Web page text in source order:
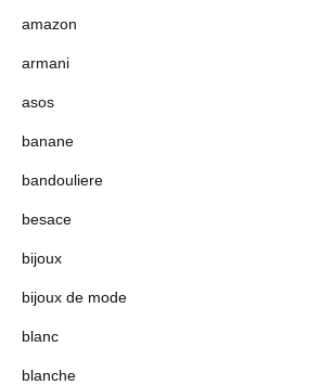
amazon
armani
asos
banane
bandouliere
besace
bijoux
bijoux de mode
blanc
blanche